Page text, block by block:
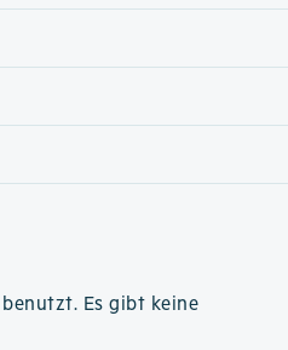
Es gibt keine